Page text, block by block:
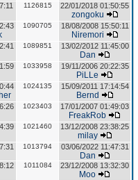
1126815 22/01/2018 01:50:55
zongoku
1090705 18/08/2008 15:50:11
Niremori
1089851 13/02/2012 11:45:00
Dan
1033958 19/11/2006 20:22:35
PiLLe
1024135 15/09/2011 17:14:54
Bernd
1023403 17/01/2007 01:49:03
FreakRob
1021460 13/12/2008 23:38:25
milay
1013794 03/06/2022 11:47:31
Dan
1011084 23/12/2008 13:32:30
Moo